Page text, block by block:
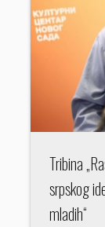
Tribina
srpskog
mladih“